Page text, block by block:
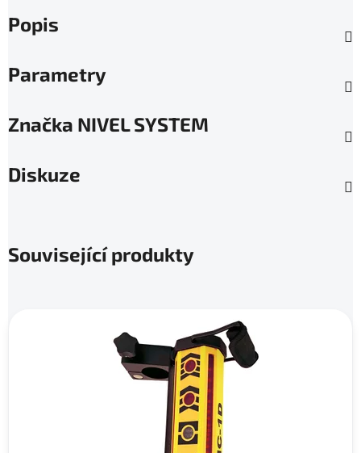
Popis
Parametry
Značka NIVEL SYSTEM
Diskuze
Související produkty